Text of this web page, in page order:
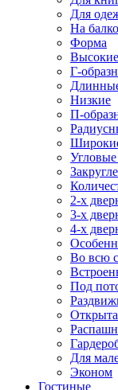
Для
На
Форма
Высокие
Г-
Низкие
П-
2-х
3-х
4-х
Во всю
Под
Для
Эконом
Гостиные